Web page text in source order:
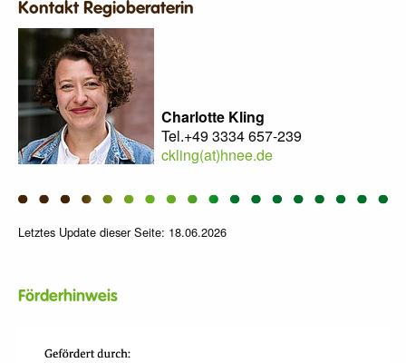
Kontakt Regioberaterin
Charlotte Kling
Tel.+49 3334 657-239
ckling(at)hnee.de
Letztes Update dieser Seite: 18.06.2026
Förderhinweis